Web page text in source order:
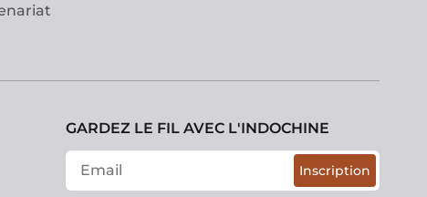
GARDEZ LE FIL AVEC L'INDOCHINE
Inscription